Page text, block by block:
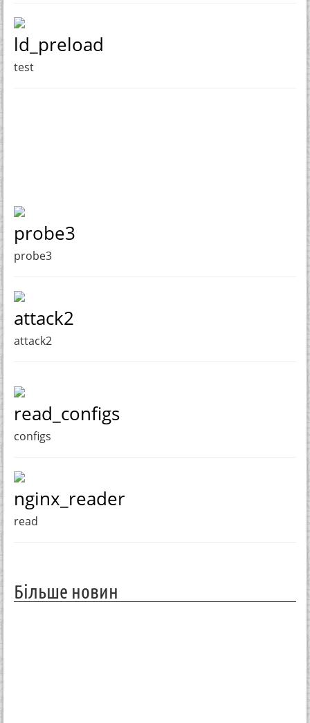
ld_preload
test
probe3
probe3
attack2
attack2
read_configs
configs
nginx_reader
read
Більше новин